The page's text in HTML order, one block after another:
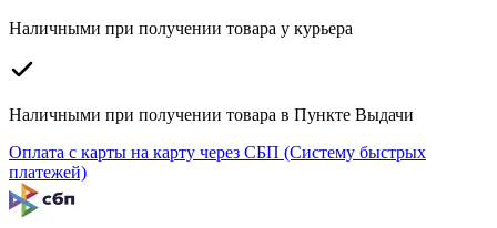
Наличными при получении товара у курьера
Наличными при получении товара в Пункте Выдачи
Оплата с карты на карту через СБП (Систему быстрых
платежей)